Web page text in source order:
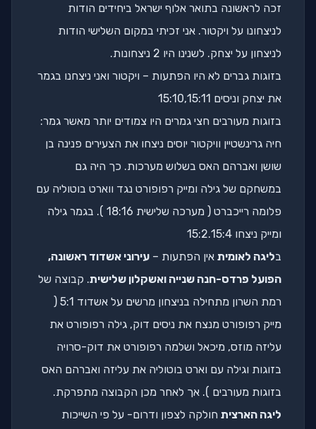
זכה לראשונה בתואר אלוף ישראל ביחידים הודות
לניצחונו על ויקטור. אני זכיתי במקום השלישי הודות
לניצחון על יצחק. לשנינו היו 2 ניצחונות.
בזוגות גברים לא היו הפתעות – ויקטור ואני ניצחנו בגמר
את יצחק וניסים 15:10,15:11
בזוגות מעורבים חצי גמרים היו צמודים יותר מאשר גמר:
חיה גרינשטיין וויקטור יוסים ניצחו את הצעירים פנינה בן
שושן ואברהם האס בשלוש מערכות. כך היה גם
במשחקם של גילה ומייק רפופורט נגד ווארט בוטוליה עם
פלומה רייכברט ( מערכה שלישית 18:16 ). בגמר גילה
ומייק ניצחו 15:2.15:4
בליגה לאומית אין הפתעות – עירוני אשדוד ראשונה,
הפועל פרדס-חנה שנייה ואשקלון שלישית. קבוצה של
רמת השרון מתחילה בניצחון מרשים על אשדוד 5:1 (
מייק רפופורט מנצח את ניסים דוק, גילה רפופורט את
עליזה מוזס, מיכאל ושלמה רפופורט את דוק-סרויה
בזוגות וגילה עם וארט בוטוליה את עליזה ואברהם האס
בזוגות מעורבים ). אך לאחר מכן הקבוצה מתפרקת.
ליגה הארצית חולקה לצפון ודרום- על פי השייכות